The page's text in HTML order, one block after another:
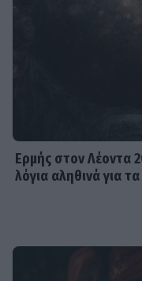
Ερμής στον Λέοντα
λόγια αληθινά για